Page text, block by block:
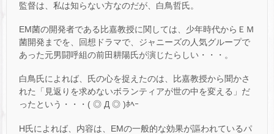
監督は、私は知らない方なのだが、白鳥哲氏。
EM菌の開発者である比嘉教授に関しては、少年時代からＥＭ
菌開発までを、回想ドラマで、ジャニーズの人気グループで
あった元男闘呼組の前田耕陽氏が演じたらしい・・・。
白鳥氏によれば、氏の心を捉えたのは、比嘉教授から聞かさ
れた「見返りを求めないボランティアが世の中を変える」だ
ったという・・・( ◎ Д ◎ )ﾎﾍｰ
H氏によれば、内容は、EMの一般的な効果が謳われているパ